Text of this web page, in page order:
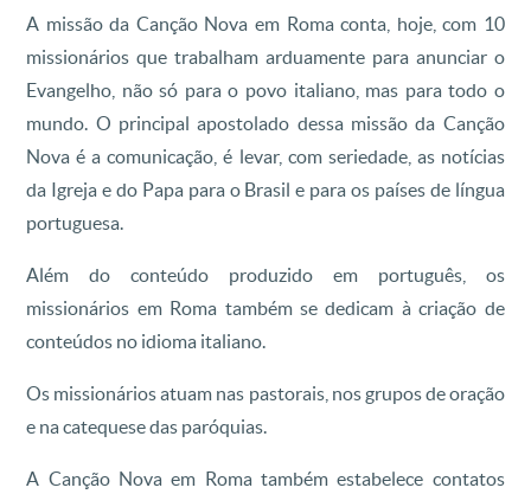
A missão da Canção Nova em Roma conta, hoje, com 10
missionários que trabalham arduamente para anunciar o
Evangelho, não só para o povo italiano, mas para todo o
mundo. O principal apostolado dessa missão da Canção
Nova é a comunicação, é levar, com seriedade, as notícias
da Igreja e do Papa para o Brasil e para os países de língua
portuguesa.
Além do conteúdo produzido em português, os
missionários em Roma também se dedicam à criação de
conteúdos no idioma italiano.
Os missionários atuam nas pastorais, nos grupos de oração
e na catequese das paróquias.
A Canção Nova em Roma também estabelece contatos